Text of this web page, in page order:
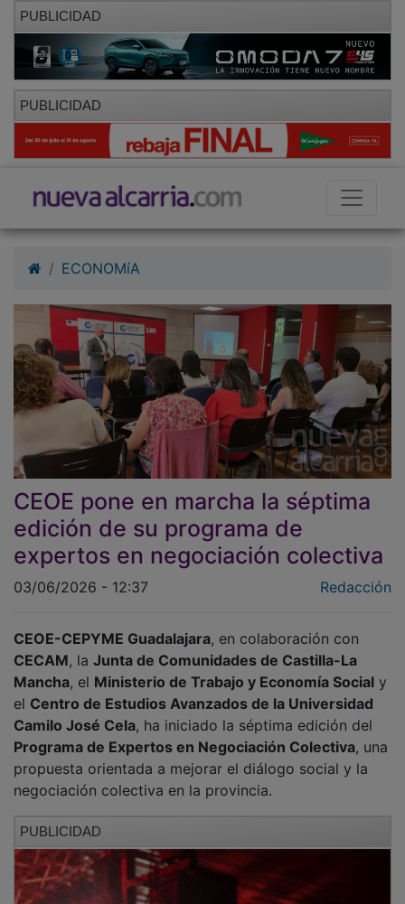
PUBLICIDAD
PUBLICIDAD
CEOE pone en marcha la séptima
edición de su programa de
expertos en negociación colectiva
CECAM, la Junta de Comunidades de Castilla-La
Mancha, elMinisterio de Trabajo y Economía Social
elCentro de Estudios Avanzados de la Universidad
Camilo José Cela, ha iniciado la séptima edición del
Programa de Expertos en Negociación Colectiva, una
propuesta orientada a mejorar el diálogo social y la
negociación colectiva en la provincia.